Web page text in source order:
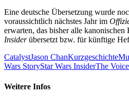
Eine deutsche Übersetzung wurde
voraussichtlich nächstes Jahr im
erwarten, das bisher alle kanonischen
Insiderübersetzt bzw. für künftige
CatalystJason ChanKurzgeschichte
Wars StoryStar Wars InsiderThe
Weitere Infos